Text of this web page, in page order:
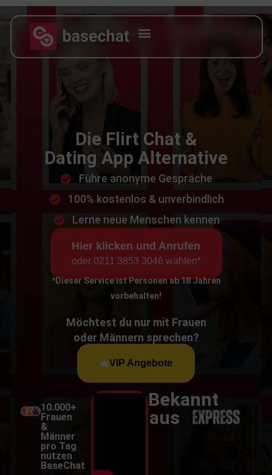
Die Flirt Chat &
Dating App Alternative
Führe anonyme Gespräche
100% kostenlos & unverbindlich
Lerne neue Menschen kennen
Hier klicken und Anrufen
oder 0211 3853 3046 wählen*
*Dieser Service ist Personen ab 18 Jahren
vorbehalten!
Möchtest du nur mit Frauen
oder Männern sprechen?
VIP Angebote
Bekannt
aus
10.000+
Frauen
&
Männer
pro Tag
nutzen
BaseChat